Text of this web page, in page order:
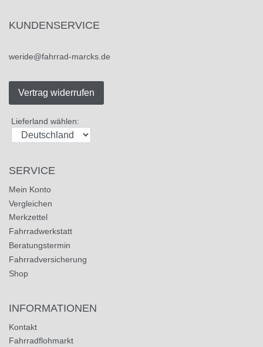
KUNDENSERVICE
weride@fahrrad-marcks.de
Vertrag widerrufen
Lieferland wählen:
SERVICE
Mein Konto
Vergleichen
Merkzettel
Fahrradwerkstatt
Beratungstermin
Fahrradversicherung
Shop
INFORMATIONEN
Kontakt
Fahrradflohmarkt